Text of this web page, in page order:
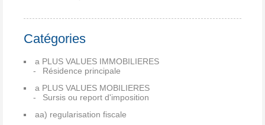
Catégories
a PLUS VALUES IMMOBILIERES
Résidence principale
a PLUS VALUES MOBILIERES
Sursis ou report d'imposition
aa) regularisation fiscale